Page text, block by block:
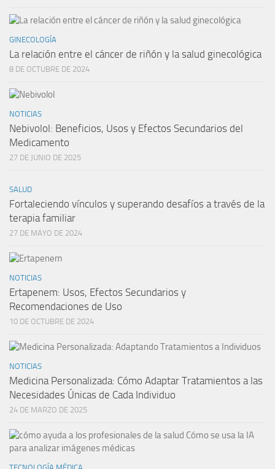
GINECOLOGÍA
La relación entre el cáncer de riñón y la salud ginecológica
8 DE OCTUBRE DE 2024
NOTICIAS
Nebivolol: Beneficios, Usos y Efectos Secundarios del
Medicamento
27 DE JUNIO DE 2025
SALUD
Fortaleciendo vínculos y superando desafíos a través de la
terapia familiar
27 DE MAYO DE 2024
NOTICIAS
Ertapenem: Usos, Efectos Secundarios y
Recomendaciones de Uso
10 DE OCTUBRE DE 2024
NOTICIAS
Medicina Personalizada: Cómo Adaptar Tratamientos a las
Necesidades Únicas de Cada Individuo
24 DE MARZO DE 2025